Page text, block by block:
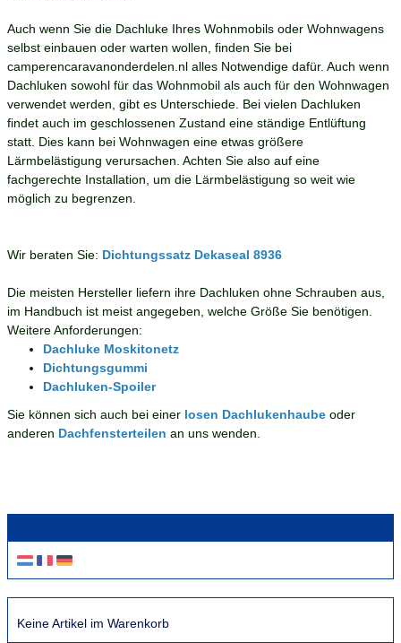
Auch wenn Sie die Dachluke Ihres Wohnmobils oder Wohnwagens
selbst einbauen oder warten wollen, finden Sie bei
camperencaravanonderdelen.nl alles Notwendige dafür. Auch wenn
Dachluken sowohl für das Wohnmobil als auch für den Wohnwagen
verwendet werden, gibt es Unterschiede. Bei vielen Dachluken
findet auch im geschlossenen Zustand eine ständige Entlüftung
statt. Dies kann bei Wohnwagen eine etwas größere
Lärmbelästigung verursachen. Achten Sie also auf eine
fachgerechte Installation, um die Lärmbelästigung so weit wie
möglich zu begrenzen.
Wir beraten Sie: Dichtungssatz Dekaseal 8936
Die meisten Hersteller liefern ihre Dachluken ohne Schrauben aus,
im Handbuch ist meist angegeben, welche Größe Sie benötigen.
Weitere Anforderungen:
Dachluke Moskitonetz
Dichtungsgummi
Dachluken-Spoiler
Sie können sich auch bei einer losen Dachlukenhaube oder
anderen Dachfensterteilen an uns wenden.
Keine Artikel im Warenkorb